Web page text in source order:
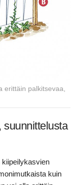
erittäin palkitsevaa,
suunnittelusta
kiipeilykasvien
kuin